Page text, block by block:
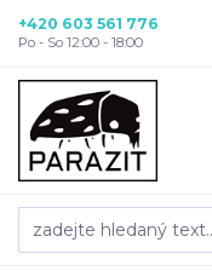
+420 603 561 776
Po - So 12:00 - 18:00